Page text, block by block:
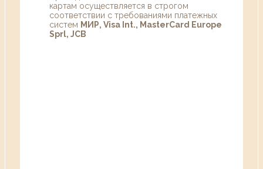
картам осуществляется в строгом
соответствии с требованиями платежных
систем МИР, Visa Int., MasterCard Europe
Sprl, JCB